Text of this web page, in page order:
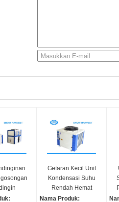
Udara
Getaran Kecil Unit
Kondensasi Suhu
Rendah Hemat
Energi
Nama Produk: